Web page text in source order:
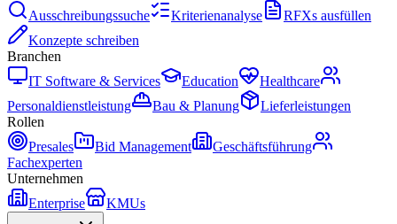
Ausschreibungssuche
Kriterienanalyse
RFXs ausfüllen
Konzepte schreiben
Branchen
IT Software & Services
Education
Healthcare
Personaldienstleistung
Bau & Planung
Lieferleistungen
Rollen
Presales
Bid Management
Geschäftsführung
Fachexperten
Unternehmen
Enterprise
KMUs